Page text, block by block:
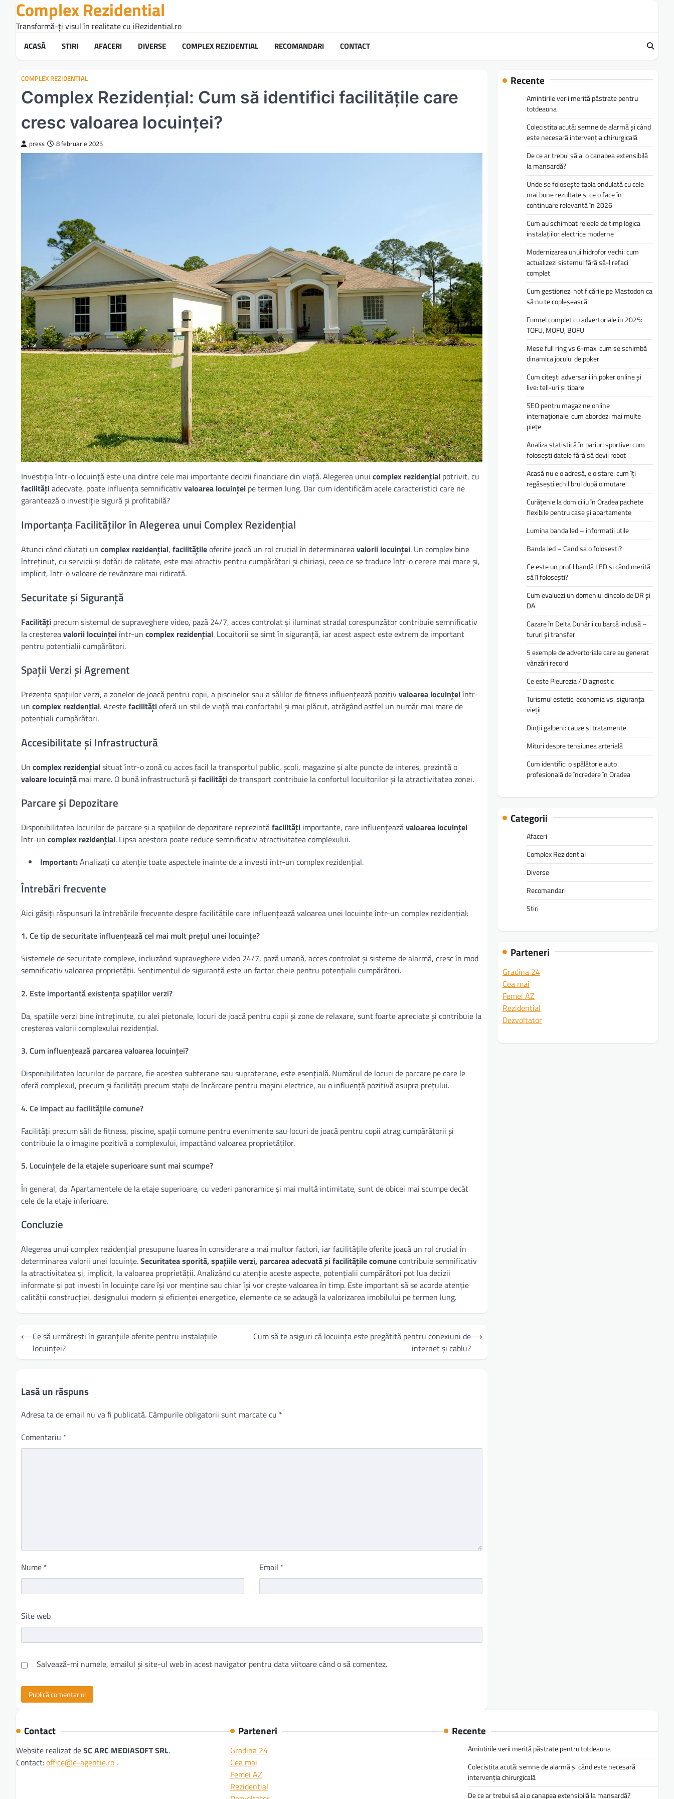
content
Complex Rezidential
Transformă-ți visul în realitate cu iRezidential.ro
ACASĂ STIRI AFACERI DIVERSE COMPLEX REZIDENTIAL RECOMANDARI CONTACT
COMPLEX REZIDENTIAL
Complex Rezidențial: Cum să identifici facilitățile care
cresc valoarea locuinței?
press 8 februarie 2025
Investiția într-o locuință este una dintre cele mai importante decizii financiare din viață. Alegerea unui complex rezidențial potrivit, cu
facilitățiadecvate, poate influența semnificativvaloarea locuinței pe termen lung. Dar cum identificăm acele caracteristici care ne
garantează o investiție sigură și profitabilă?
Importanța Facilităților în Alegerea unui Complex Rezidențial
Atunci când căutați un complex rezidențial, facilitățileoferite joacă un rol crucial în determinareavalorii locuinței. Un complex bine
întreținut, cu servicii și dotări de calitate, este mai atractiv pentru cumpărători și chiriași, ceea ce se traduce într-o cerere mai mare și,
implicit, într-o valoare de revânzare mai ridicată.
Securitate și Siguranță
Facilități precum sistemul de supraveghere video, pază 24/7, acces controlat și iluminat stradal corespunzător contribuie semnificativ
la creștereavalorii locuințeiîntr-un complex rezidențial. Locuitorii se simt în siguranță, iar acest aspect este extrem de important
pentru potențialii cumpărători.
Spații Verzi și Agrement
Prezența spațiilor verzi, a zonelor de joacă pentru copii, a piscinelor sau a sălilor de fitness influențează pozitivvaloarea locuințeiîntr-
un complex rezidențial. Acestefacilitățioferă un stil de viață mai confortabil și mai plăcut, atrăgând astfel un număr mai mare de
potențiali cumpărători.
Accesibilitate și Infrastructură
Un complex rezidențialsituat într-o zonă cu acces facil la transportul public, școli, magazine și alte puncte de interes, prezintă o
valoare locuință mai mare. O bună infrastructură și facilitățide transport contribuie la confortul locuitorilor și la atractivitatea zonei.
Parcare și Depozitare
Disponibilitatea locurilor de parcare și a spațiilor de depozitare reprezintăfacilități importante, care influențeazăvaloarea locuinței
într-un complex rezidențial. Lipsa acestora poate reduce semnificativ atractivitatea complexului.
Important:Analizați cu atenție toate aspectele înainte de a investi într-un complex rezidențial.
Întrebări frecvente
Aici găsiți răspunsuri la întrebările frecvente despre facilitățile care influențează valoarea unei locuințe într-un complex rezidențial:
1. Ce tip de securitate influențează cel mai mult prețul unei locuințe?
Sistemele de securitate complexe, incluzând supraveghere video 24/7, pază umană, acces controlat și sisteme de alarmă, cresc în mod
semnificativ valoarea proprietății. Sentimentul de siguranță este un factor cheie pentru potențialii cumpărători.
2. Este importantă existența spațiilor verzi?
Da, spațiile verzi bine întreținute, cu alei pietonale, locuri de joacă pentru copii și zone de relaxare, sunt foarte apreciate și contribuie la
creșterea valorii complexului rezidențial.
3. Cum influențează parcarea valoarea locuinței?
Disponibilitatea locurilor de parcare, fie acestea subterane sau supraterane, este esențială. Numărul de locuri de parcare pe care le
oferă complexul, precum și facilități precum stații de încărcare pentru mașini electrice, au o influență pozitivă asupra prețului.
4. Ce impact au facilitățile comune?
Facilități precum săli de fitness, piscine, spații comune pentru evenimente sau locuri de joacă pentru copii atrag cumpărătorii și
contribuie la o imagine pozitivă a complexului, impactând valoarea proprietăților.
5. Locuințele de la etajele superioare sunt mai scumpe?
În general, da. Apartamentele de la etaje superioare, cu vederi panoramice și mai multă intimitate, sunt de obicei mai scumpe decât
cele de la etaje inferioare.
Concluzie
Alegerea unui complex rezidențial presupune luarea în considerare a mai multor factori, iar facilitățile oferite joacă un rol crucial în
determinarea valorii unei locuințe.Securitatea sporită, spațiile verzi, parcarea adecvată și facilitățile comunecontribuie semnificativ
la atractivitatea și, implicit, la valoarea proprietății. Analizând cu atenție aceste aspecte, potențialii cumpărători pot lua decizii
informate și pot investi în locuințe care își vor menține sau chiar își vor crește valoarea în timp. Este important să se acorde atenție
calității construcției, designului modern și eficienței energetice, elemente ce se adaugă la valorizarea imobilului pe termen lung.
Navigare
articole
⟵Ce să urmărești în garanțiile oferite pentru instalațiile
locuinței?
Cum să te asiguri că locuința este pregătită pentru conexiuni de
internet și cablu?
⟶
Lasă un răspuns
Adresa ta de email nu va fi publicată. Câmpurile obligatorii sunt marcate cu *
Comentariu *
Nume * Email *
Site web
Salvează-mi numele, emailul și site-ul web în acest navigator pentru data viitoare când o să comentez.
Recente
Amintirile verii merită păstrate pentru
totdeauna
Colecistita acută: semne de alarmă și când
este necesară intervenția chirurgicală
De ce ar trebui să ai o canapea extensibilă
la mansardă?
Unde se folosește tabla ondulată cu cele
mai bune rezultate și ce o face în
continuare relevantă în 2026
Cum au schimbat releele de timp logica
instalațiilor electrice moderne
Modernizarea unui hidrofor vechi: cum
actualizezi sistemul fără să-l refaci
complet
Cum gestionezi notificările pe Mastodon ca
să nu te copleșească
Funnel complet cu advertoriale în 2025:
TOFU, MOFU, BOFU
Mese full ring vs 6-max: cum se schimbă
dinamica jocului de poker
Cum citești adversarii în poker online și
live: tell-uri și tipare
SEO pentru magazine online
internaționale: cum abordezi mai multe
piețe
Analiza statistică în pariuri sportive: cum
folosești datele fără să devii robot
Acasă nu e o adresă, e o stare: cum îți
regăsești echilibrul după o mutare
Curățenie la domiciliu în Oradea pachete
flexibile pentru case și apartamente
Lumina banda led – informatii utile
Banda led – Cand sa o folosesti?
Ce este un profil bandă LED și când merită
să îl folosești?
Cum evaluezi un domeniu: dincolo de DR și
DA
Cazare în Delta Dunării cu barcă inclusă –
tururi și transfer
5 exemple de advertoriale care au generat
vânzări record
Ce este Pleurezia / Diagnostic
Turismul estetic: economia vs. siguranța
vieții
Dinții galbeni: cauze și tratamente
Mituri despre tensiunea arterială
Cum identifici o spălătorie auto
profesională de încredere în Oradea
Categorii
Afaceri
Complex Rezidential
Diverse
Recomandari
Stiri
Parteneri
Gradina 24
Cea mai
Femei AZ
Rezidential
Dezvoltator
Contact
Website realizat deSC ARC MEDIASOFT SRL.
Contact:office@e-agentie.ro .
Parteneri
Gradina 24
Cea mai
Femei AZ
Rezidential
Recente
Amintirile verii merită păstrate pentru totdeauna
Colecistita acută: semne de alarmă și când este necesară
intervenția chirurgicală
De ce ar trebui să ai o canapea extensibilă la mansardă?